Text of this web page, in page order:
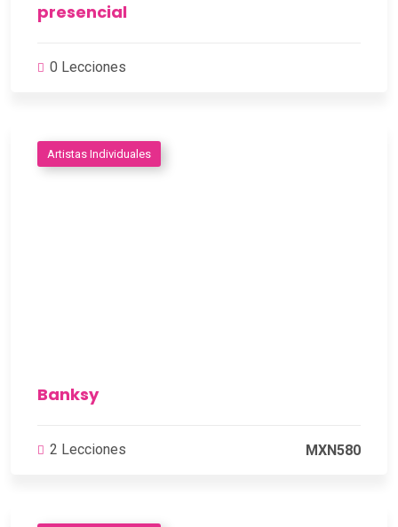
presencial
0 Lecciones
Artistas Individuales
Banksy
2 Lecciones MXN580